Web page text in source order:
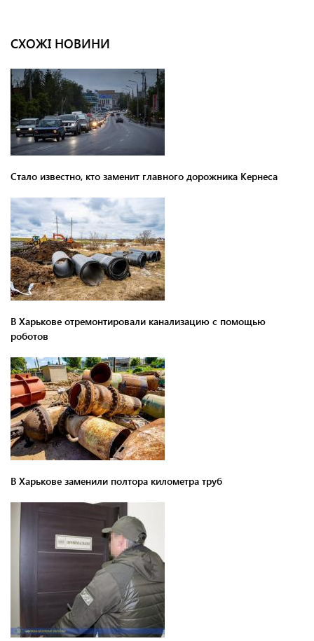
СХОЖІ НОВИНИ
Стало известно, кто заменит главного дорожника Кернеса
В Харькове отремонтировали канализацию с помощью
роботов
В Харькове заменили полтора километра труб